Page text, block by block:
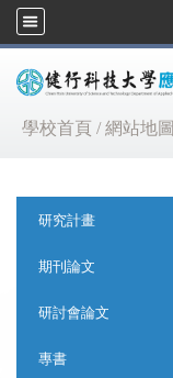
學校首頁 /網站地圖
研究計畫
期刊論文
研討會論文
專書